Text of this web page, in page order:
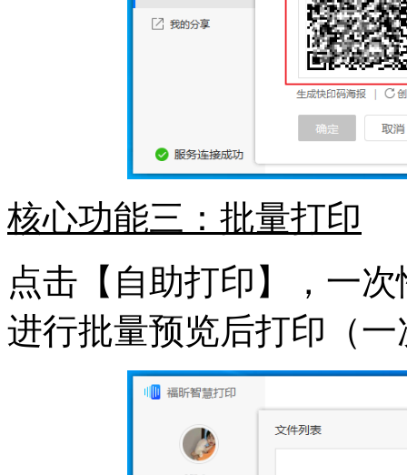
核心功能三：批量打印
点击【自助打印】，一
进行批量预览后打印（